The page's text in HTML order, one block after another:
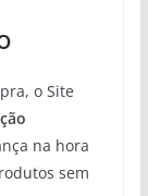
o Site
na hora
sem